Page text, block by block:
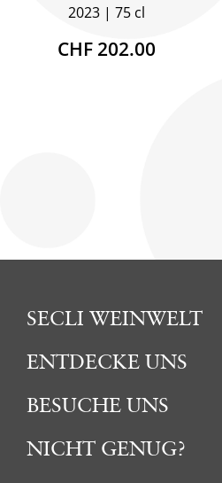
2023
75 cl
CHF 202.00
SECLI WEINWELT
ENTDECKE UNS
BESUCHE UNS
NICHT GENUG?